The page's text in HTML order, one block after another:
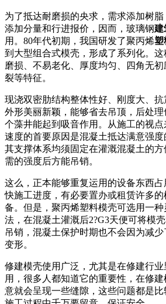
为了抵达耐磨损的央求，需求添加树
添加分量和行进报价，因而，玻璃钢建
用。80年代初期，我国研发了聚丙烯塑
到大型组合式模壳，形成了系列化。
磨损、不易老化、厚度均匀、四角无
裂等特征。
现浇双密肋结构整体性好、刚度大、
外形美丽新颖，能够省去吊顶，后处
个藻井能起到吸音作用。从施工的视
速度的首要原因是混凝土抵达满意强
其支撑体系均须固定在灌溉混凝土的
需的强度后方能吊销。
这么，正本能够重复运用的设备东西
快施工进度，有必要置办或租赁许多
备。但是，聚丙烯塑料模壳可选用一
法，在混凝土灌溉后2?G3天便可将模
吊销，混凝土保护时期也不会因为减
变形。
修建模壳使用广泛，尤其是在修建行
用，很多人都知道它的重要性，在修
意就会呈现一些缝隙，这些问题都是